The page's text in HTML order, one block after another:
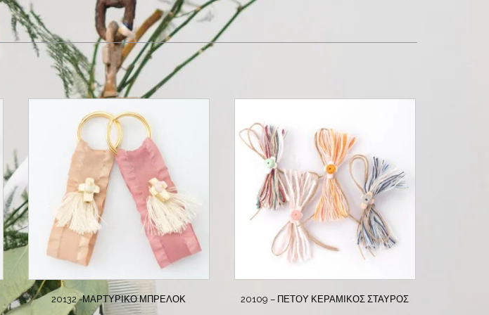
20132 -ΜΑΡΤΥΡΙΚΌ ΜΠΡΕΛΌΚ 20109 – ΠΈΤΟΥ ΚΕΡΑΜΙΚΌΣ ΣΤΑΥΡΌΣ